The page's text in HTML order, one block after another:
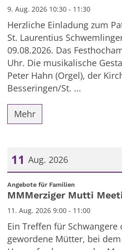
9. Aug. 2026 10:30 - 11:30
Herzliche Einladung zum
St. Laurentius
09.08.2026. Das
Uhr. Die musikalische
Peter Hahn (Orgel), der
Besseringen/St. ...
Mehr
11 Aug. 2026
Datum: 11. August 2026
Angebote für Familien
MMMerziger Mutti
11. Aug. 2026 9:00 - 11:00
Ein Treffen für Schwangere
gewordene Mütter, bei